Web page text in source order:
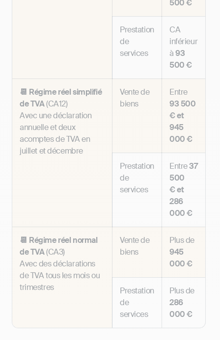
500 €
Prestation
de
services
CA
inférieur
à93
500 €
📆 Régime réel simplifié
de TVA(CA12)
Avec une déclaration
annuelle et deux
acomptes de TVA en
juillet et décembre
Vente de
biens
Entre
93 500
€et
945
000 €
Prestation
de
services
Entre37
500
€et
286
000 €
📆 Régime réel normal
de TVA(CA3)
Avec des déclarations
de TVA tous les mois ou
trimestres
Vente de
biens
Plus de
945
000 €
Prestation
de
services
Plus de
286
000 €